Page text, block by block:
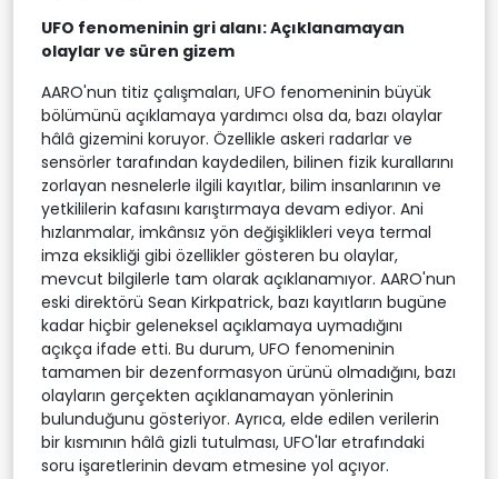
UFO fenomeninin gri alanı: Açıklanamayan
olaylar ve süren gizem
AARO'nun titiz çalışmaları, UFO fenomeninin büyük
bölümünü açıklamaya yardımcı olsa da, bazı olaylar
hâlâ gizemini koruyor. Özellikle askeri radarlar ve
sensörler tarafından kaydedilen, bilinen fizik kurallarını
zorlayan nesnelerle ilgili kayıtlar, bilim insanlarının ve
yetkililerin kafasını karıştırmaya devam ediyor. Ani
hızlanmalar, imkânsız yön değişiklikleri veya termal
imza eksikliği gibi özellikler gösteren bu olaylar,
mevcut bilgilerle tam olarak açıklanamıyor. AARO'nun
eski direktörü Sean Kirkpatrick, bazı kayıtların bugüne
kadar hiçbir geleneksel açıklamaya uymadığını
açıkça ifade etti. Bu durum, UFO fenomeninin
tamamen bir dezenformasyon ürünü olmadığını, bazı
olayların gerçekten açıklanamayan yönlerinin
bulunduğunu gösteriyor. Ayrıca, elde edilen verilerin
bir kısmının hâlâ gizli tutulması, UFO'lar etrafındaki
soru işaretlerinin devam etmesine yol açıyor.